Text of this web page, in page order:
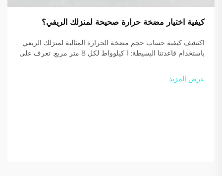
كيفية اختيار مضخة حرارة صحيحة لمنزلك الريفي؟
اكتشف كيفية حساب حجم مضخة الحرارة المثالية لمنزلك الريفي
باستخدام قاعدتنا البسيطة: 1 كيلوواط لكل 8 متر مربع. تعرف على
احصل على توصية شخصية مجانية اليوم.
عرض المزيد